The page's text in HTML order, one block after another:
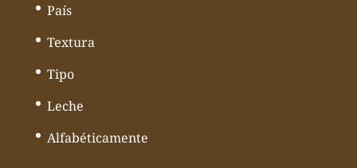
País
Textura
Tipo
Leche
Alfabéticamente